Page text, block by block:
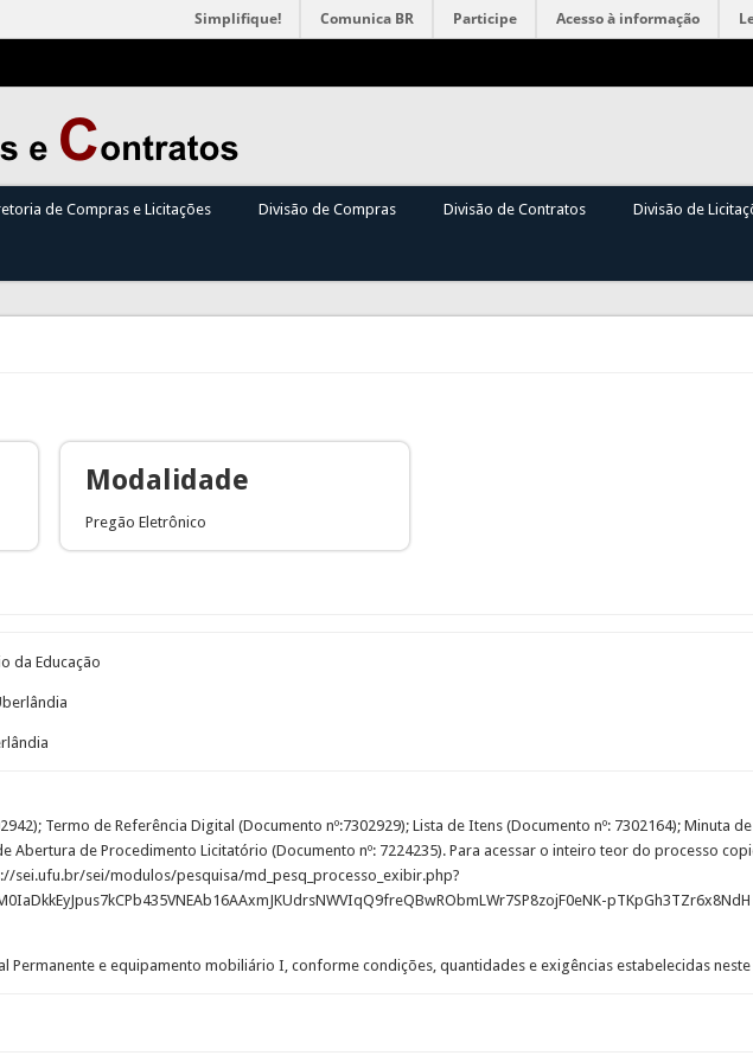
Simplifique! Comunica BR Participe Acesso à informação
de Compras e Licitações Divisão de Compras Divisão de Contratos Divisão de
Modalidade
Pregão Eletrônico
da Educação
Termo de Referência Digital (Documento nº:7302929); Lista de Itens (Documento nº: 7302164); Minuta
Abertura de Procedimento Licitatório (Documento nº: 7224235). Para acessar o inteiro teor do processo
sei.ufu.br/sei/modulos/pesquisa/md_pesq_processo_exibir.php?
pTKpGh3TZr6x8NdH
Permanente e equipamento mobiliário I, conforme condições, quantidades e exigências estabelecidas neste